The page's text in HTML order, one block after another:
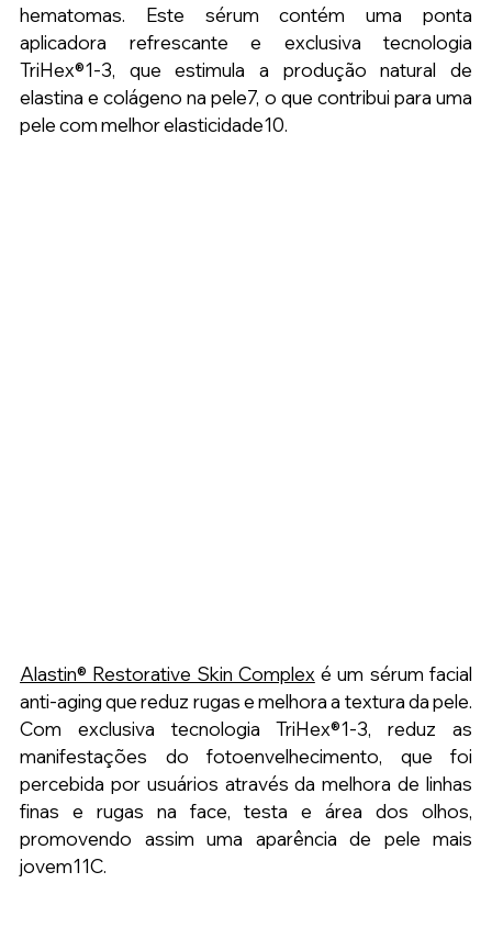
hematomas. Este sérum contém uma ponta
aplicadora refrescante e exclusiva tecnologia
TriHex®1-3, que estimula a produção natural de
elastina e colágeno na pele7, o que contribui para uma
pele com melhor elasticidade10.
Alastin® Restorative Skin Complex é um sérum facial
anti-aging que reduz rugas e melhora a textura da pele.
Com exclusiva tecnologia TriHex®1-3, reduz as
manifestações do fotoenvelhecimento, que foi
percebida por usuários através da melhora de linhas
finas e rugas na face, testa e área dos olhos,
promovendo assim uma aparência de pele mais
jovem11C.